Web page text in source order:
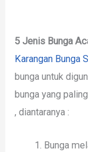
5 Jenis Bunga
Karangan Bunga
bunga untuk
bunga yang
, diantaranya :
Bunga